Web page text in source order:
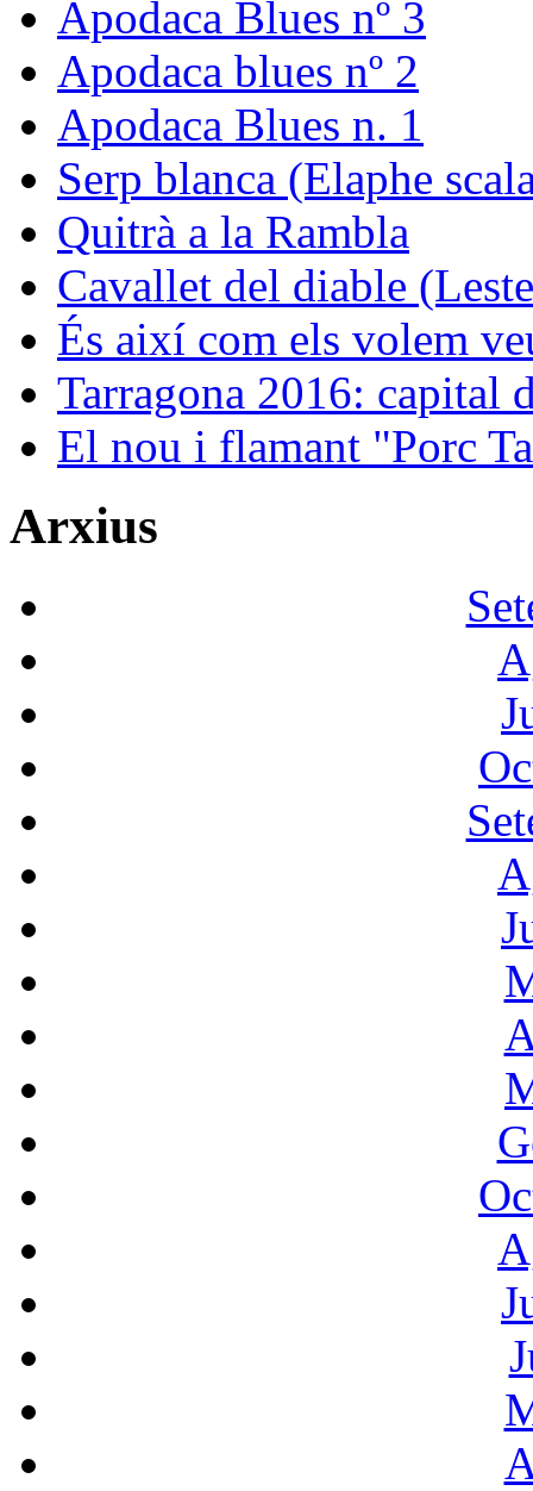
Apodaca Blues nº 3
Apodaca blues nº 2
Apodaca Blues n. 1
Serp blanca (Elaphe
Quitrà a la Rambla
Cavallet del diable
És així com els volem
Tarragona 2016: capital
El nou i flamant "Porc
Arxius